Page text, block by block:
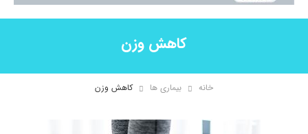
کاهش وزن
خانه بیماری ها کاهش وزن